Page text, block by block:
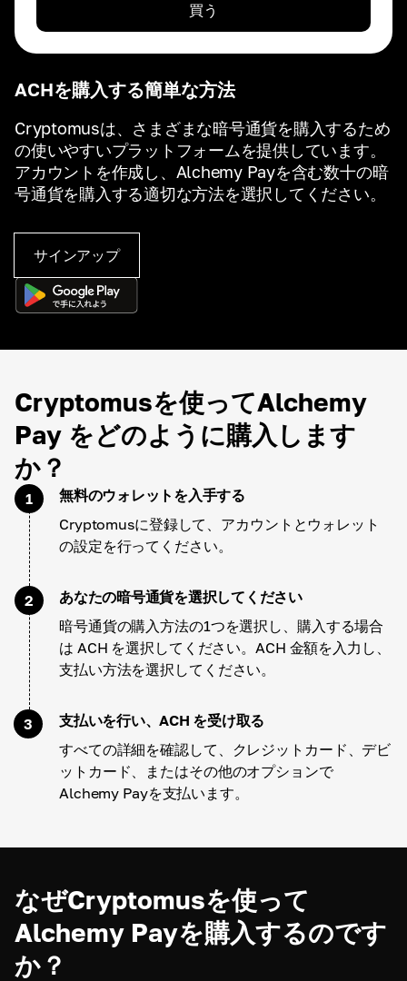
ACHを購入する簡単な方法
Cryptomusは、さまざまな暗号通貨を購入するため
の使いやすいプラットフォームを提供しています。
アカウントを作成し、Alchemy Payを含む数十の暗
号通貨を購入する適切な方法を選択してください。
サインアップ
買う
Cryptomusを使ってAlchemy
Pay をどのように購入します
か？
1
無料のウォレットを入手する
Cryptomusに登録して、アカウントとウォレット
の設定を行ってください。
2
あなたの暗号通貨を選択してください
暗号通貨の購入方法の1つを選択し、購入する場合
は ACH を選択してください。ACH 金額を入力し、
支払い方法を選択してください。
3
支払いを行い、ACH を受け取る
すべての詳細を確認して、クレジットカード、デビ
ットカード、またはその他のオプションで
Alchemy Payを支払います。
なぜCryptomusを使って
Alchemy Payを購入するのです
か？